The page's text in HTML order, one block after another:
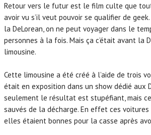
Retour vers le futur est le film culte que
avoir vu s’il veut pouvoir se qualifier de
la DeLorean, on ne peut voyager dans le
personnes à la fois. Mais ça c’était avant la
limousine.
Cette limousine a été créé à l’aide de trois
était en exposition dans un show dédié aux
seulement le résultat est stupéfiant, mais
sauvés de la décharge. En effet ces
elles étaient bonnes pour la casse après